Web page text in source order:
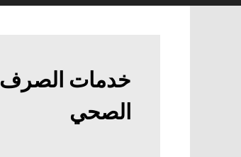
خدمات الصرف
الصحي